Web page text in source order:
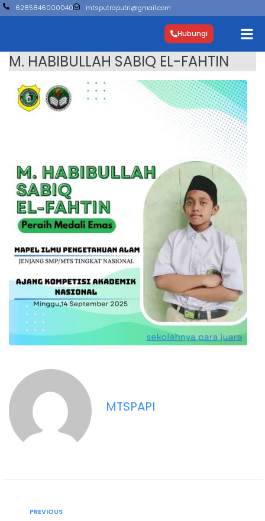
6285846000040 mtsputraputri@gmail.com
Hubungi
M. HABIBULLAH SABIQ EL-FAHTIN
MTSPAPI
PREVIOUS